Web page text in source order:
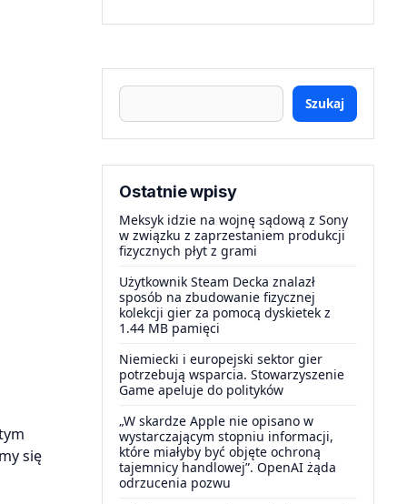
się
Szukaj
Ostatnie wpisy
Meksyk idzie na wojnę sądową z Sony
w związku z zaprzestaniem produkcji
fizycznych płyt z grami
Użytkownik Steam Decka znalazł
sposób na zbudowanie fizycznej
kolekcji gier za pomocą dyskietek z
1.44 MB pamięci
Niemiecki i europejski sektor gier
potrzebują wsparcia. Stowarzyszenie
Game apeluje do polityków
„W skardze Apple nie opisano w
wystarczającym stopniu informacji,
które miałyby być objęte ochroną
tajemnicy handlowej”. OpenAI żąda
odrzucenia pozwu